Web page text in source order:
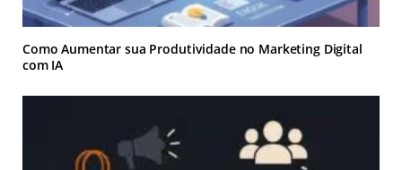
Como Aumentar sua Produtividade no Marketing Digital
com IA